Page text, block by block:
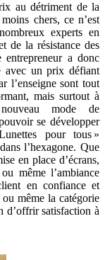
au détriment de la
chers, ce n’est
experts en
de la résistance des
entrepreneur a donc
avec un prix défiant
l’enseigne sont tout
mais surtout à
mode de
se développer
pour tous »
l’hexagone. Que
en place d’écrans,
même l’ambiance
en confiance et
même la catégorie
d’offrir satisfaction à